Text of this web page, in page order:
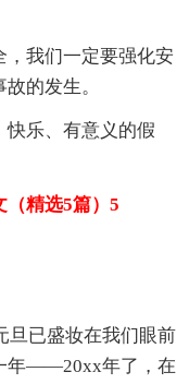
，我们一定要强化安
的发生。
快乐、有意义的假
（精选5篇）5
旦已盛妆在我们眼前
年——20xx年了，在